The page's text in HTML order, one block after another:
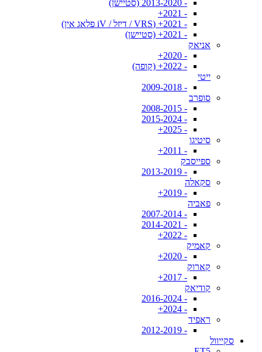
- 2013-2020 (סטיישן)
- 2021+
- 2021+ (VRS / דיזל / iV פלאג אין)
- 2021+ (סטיישן)
אניאק
- 2020+
- 2022+ (קופה)
ייטי
- 2009-2018
סופרב
- 2008-2015
- 2015-2024
- 2025+
סיטיגו
- 2011+
ספייסבק
- 2013-2019
סקאלה
- 2019+
פאביה
- 2007-2014
- 2014-2021
- 2022+
קאמיק
- 2020+
קארוק
- 2017+
קודיאק
- 2016-2024
- 2024+
ראפיד
- 2012-2019
סקייוול